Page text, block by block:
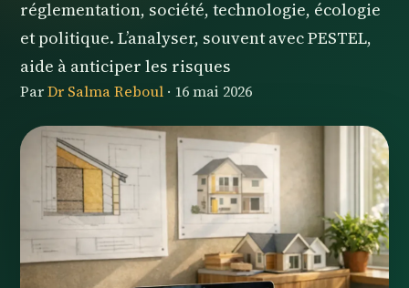
réglementation, société, technologie, écologie
et politique. L’analyser, souvent avec PESTEL,
aide à anticiper les risques
ParDr Salma Reboul · 16 mai 2026